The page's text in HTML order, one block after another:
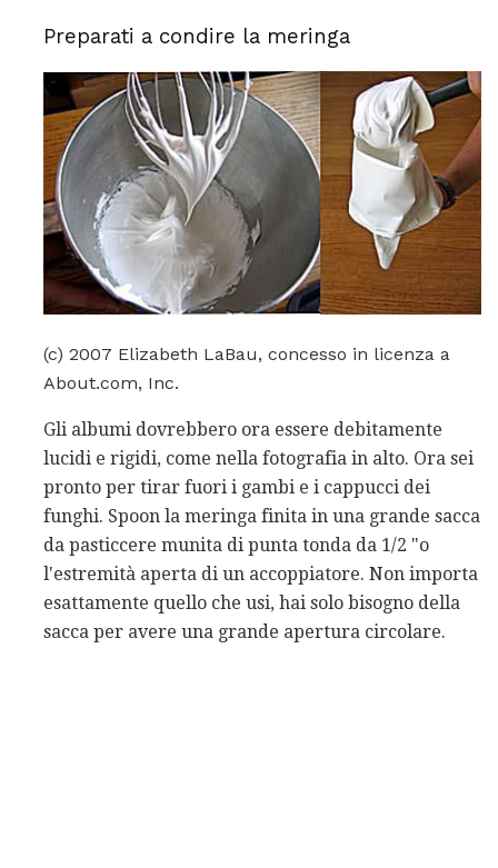
Preparati a condire la meringa
(c) 2007 Elizabeth LaBau, concesso in licenza a
About.com, Inc.
Gli albumi dovrebbero ora essere debitamente
lucidi e rigidi, come nella fotografia in alto. Ora sei
pronto per tirar fuori i gambi e i cappucci dei
funghi. Spoon la meringa finita in una grande sacca
da pasticcere munita di punta tonda da 1/2 "o
l'estremità aperta di un accoppiatore. Non importa
esattamente quello che usi, hai solo bisogno della
sacca per avere una grande apertura circolare.